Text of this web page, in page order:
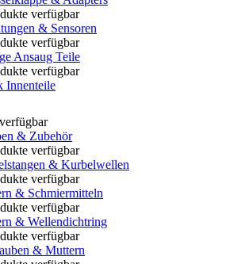
verfügbar
& Sensoren
verfügbar
Ansaug Teile
verfügbar
Innenteile
& Zubehör
verfügbar
& Kurbelwellen
verfügbar
& Schmiermitteln
verfügbar
& Wellendichtring
verfügbar
& Muttern